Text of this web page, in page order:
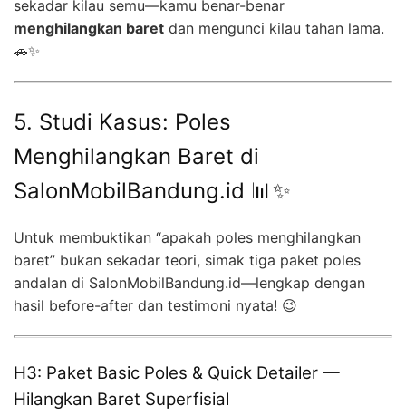
sekadar kilau semu—kamu benar-benar
menghilangkan baret dan mengunci kilau tahan lama.
🚗✨
5. Studi Kasus: Poles
Menghilangkan Baret di
SalonMobilBandung.id 📊✨
Untuk membuktikan “apakah poles menghilangkan
baret” bukan sekadar teori, simak tiga paket poles
andalan di SalonMobilBandung.id—lengkap dengan
hasil before-after dan testimoni nyata! 😉
H3: Paket Basic Poles & Quick Detailer —
Hilangkan Baret Superfisial